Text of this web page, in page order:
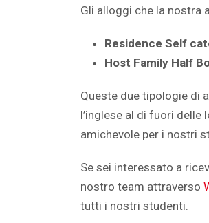
Gli alloggi che la nostra
Residence Self
Host Family Half
Queste due tipologie di
l’inglese al di fuori
amichevole per i nostri
Se sei interessato a
nostro team attraverso
tutti i nostri studenti.